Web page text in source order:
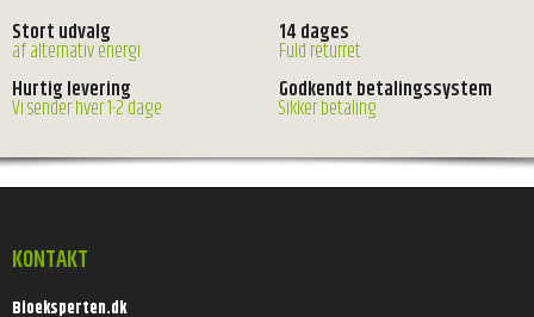
Stort udvalg
af alternativ energi
14 dages
Fuld returret
Hurtig levering
Vi sender hver 1-2 dage
Godkendt betalingssystem
Sikker betaling
KONTAKT
Bioeksperten.dk